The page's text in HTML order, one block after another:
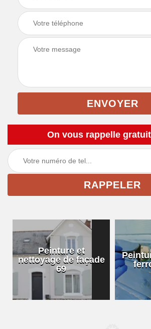
On vous rappelle
Peinture et
nettoyage de façade
69